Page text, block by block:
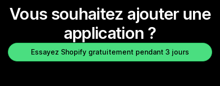
Vous souhaitez ajouter une
application ?
Essayez Shopify gratuitement pendant 3 jours